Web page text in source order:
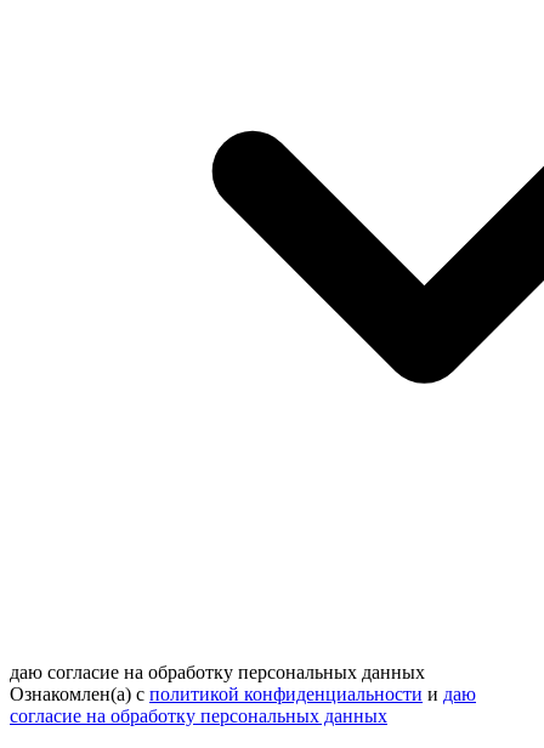
даю согласие на обработку персональных данных
Ознакомлен(а) с политикой конфиденциальности и даю
согласие на обработку персональных данных